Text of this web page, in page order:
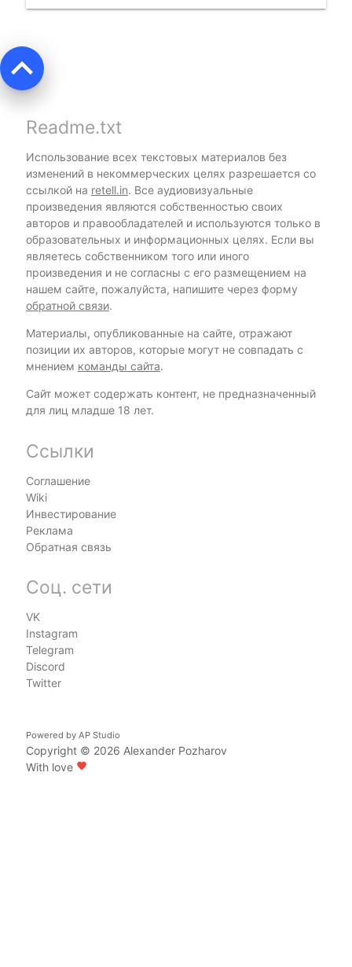
keyboard_arrow_up
Readme.txt
Использование всех текстовых материалов без
изменений в некоммерческих целях разрешается со
ссылкой на retell.in. Все аудиовизуальные
произведения являются собственностью своих
авторов и правообладателей и используются только в
образовательных и информационных целях. Если вы
являетесь собственником того или иного
произведения и не согласны с его размещением на
нашем сайте, пожалуйста, напишите через форму
обратной связи.
Материалы, опубликованные на сайте, отражают
позиции их авторов, которые могут не совпадать с
мнением команды сайта.
Сайт может содержать контент, не предназначенный
для лиц младше 18 лет.
Ссылки
Соглашение
Wiki
Инвестирование
Реклама
Обратная связь
Соц. сети
VK
Instagram
Telegram
Discord
Twitter
Powered by AP Studio
Copyright © 2026 Alexander Pozharov
With love favorite